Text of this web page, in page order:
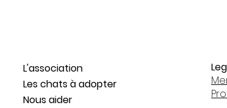
L'association
Les chats à adopter
Nous aider